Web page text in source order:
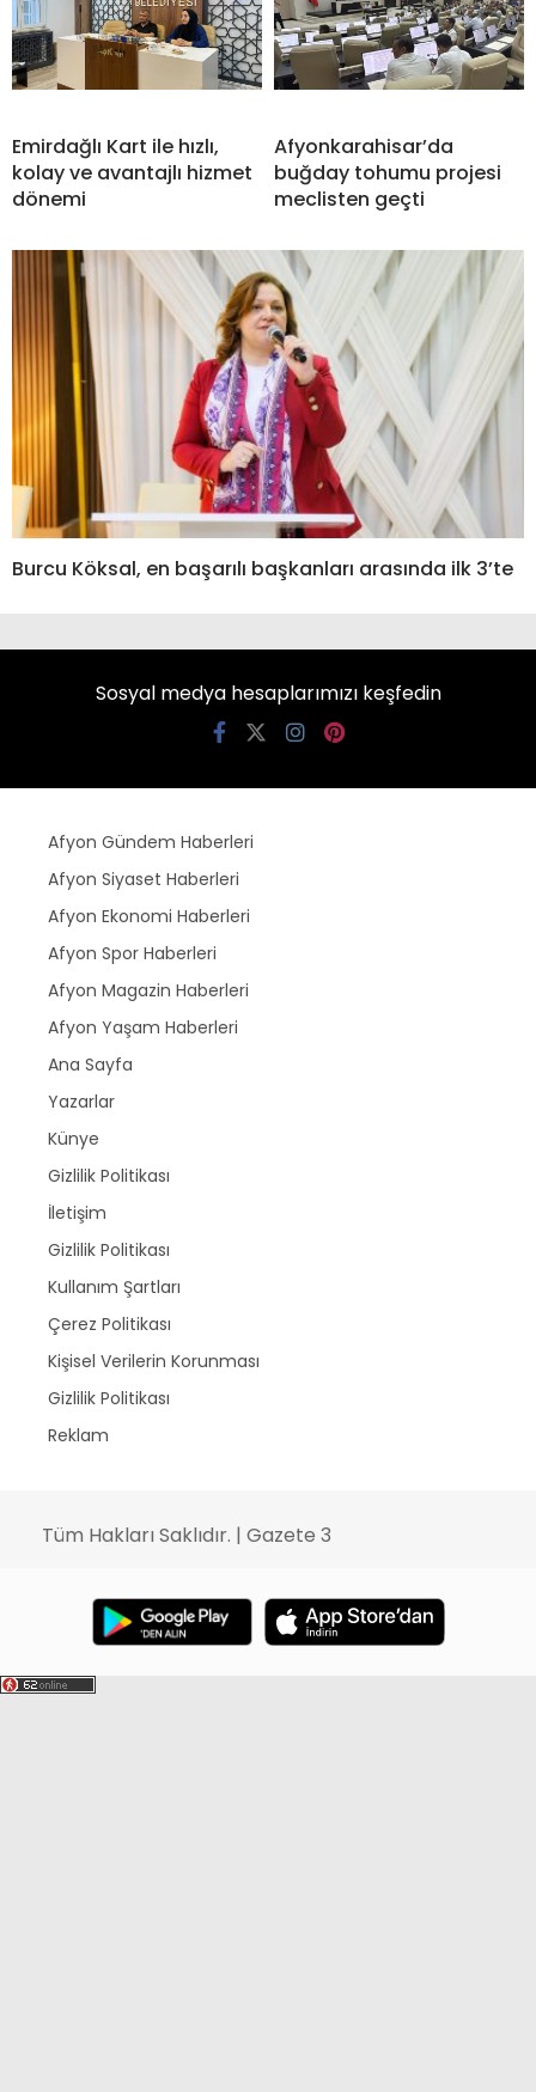
Emirdağlı Kart ile hızlı,
kolay ve avantajlı hizmet
dönemi
Afyonkarahisar’da
buğday tohumu projesi
meclisten geçti
Burcu Köksal, en başarılı başkanları arasında ilk 3’te
Sosyal medya hesaplarımızı keşfedin
Afyon Gündem Haberleri
Afyon Siyaset Haberleri
Afyon Ekonomi Haberleri
Afyon Spor Haberleri
Afyon Magazin Haberleri
Afyon Yaşam Haberleri
Ana Sayfa
Yazarlar
Künye
Gizlilik Politikası
İletişim
Gizlilik Politikası
Kullanım Şartları
Çerez Politikası
Kişisel Verilerin Korunması
Gizlilik Politikası
Reklam
Tüm Hakları Saklıdır. | Gazete 3